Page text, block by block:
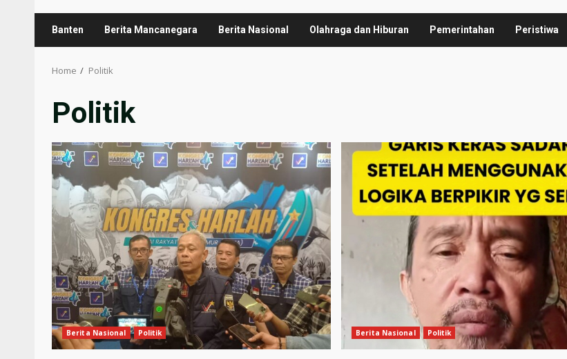
Banten Berita Mancanegara Berita Nasional Olahraga dan Hiburan Pemerintahan Peristiwa
Home Politik
Politik
Berita Nasional Politik Berita Nasional Politik